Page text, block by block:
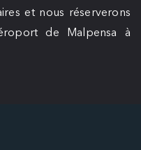
et nous réserverons
de Malpensa à